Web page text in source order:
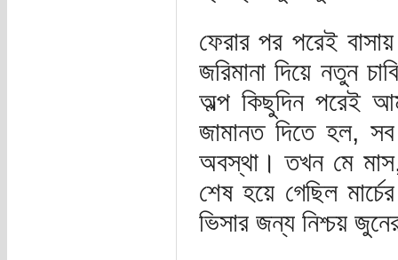
ফেরার পর পরেই
জরিমানা দিয়ে নতুন
অল্প কিছুদিন পরেই
জামানত দিতে হল,
অবস্থা। তখন মে
শেষ হয়ে গেছিল
ভিসার জন্য নিশ্চয়